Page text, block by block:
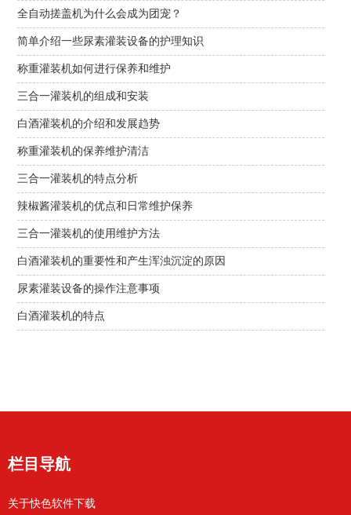
全自动搓盖机为什么会成为团宠？
简单介绍一些尿素灌装设备的护理知识
称重灌装机如何进行保养和维护
三合一灌装机的组成和安装
白酒灌装机的介绍和发展趋势
称重灌装机的保养维护清洁
三合一灌装机的特点分析
辣椒酱灌装机的优点和日常维护保养
三合一灌装机的使用维护方法
白酒灌装机的重要性和产生浑浊沉淀的原因
尿素灌装设备的操作注意事项
白酒灌装机的特点
栏目导航
关于快色软件下载